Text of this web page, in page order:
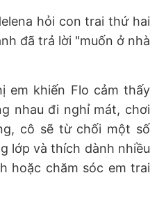
hỏi con trai thứ hai
đã trả lời "muốn ở nhà
em khiến Flo cảm thấy
nhau đi nghỉ mát, chơi
cô sẽ từ chối một số
lớp và thích dành nhiều
hoặc chăm sóc em trai